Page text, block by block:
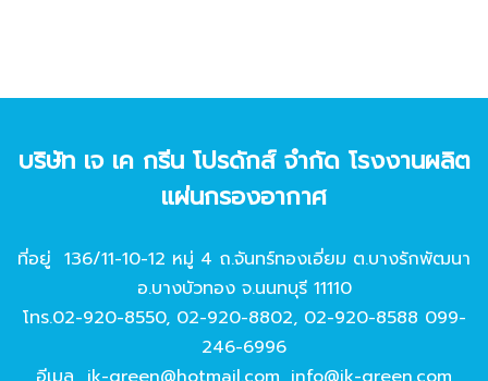
บริษัท เจ เค กรีน โปรดักส์ จํากัด โรงงานผลิต
แผ่นกรองอากาศ
ที่อยู่ 136/11-10-12 หมู่ 4 ถ.จันทร์ทองเอี่ยม ต.บางรักพัฒนา
อ.บางบัวทอง จ.นนทบุรี 11110
โทร.02-920-8550, 02-920-8802, 02-920-8588 099-
246-6996